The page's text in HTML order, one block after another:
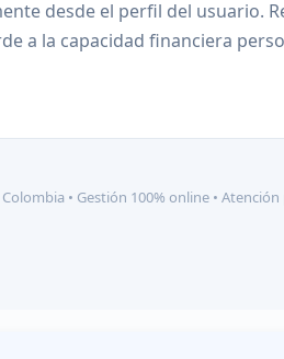
desde el perfil del usuario.
a la capacidad financiera
• Gestión 100% online •